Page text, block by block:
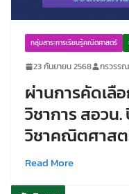
กลุ่มสาระการเรียนรู้คณิตศาสตร์
23 กันยายน 2568 กรวรรณ
ผ่านการคัดเลื
วิชาการ สอวน.
วิชาคณิตศาส
Read More